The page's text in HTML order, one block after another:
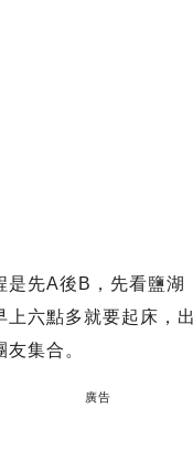
是先A後B，先看鹽湖
上六點多就要起床，
集合。
廣告